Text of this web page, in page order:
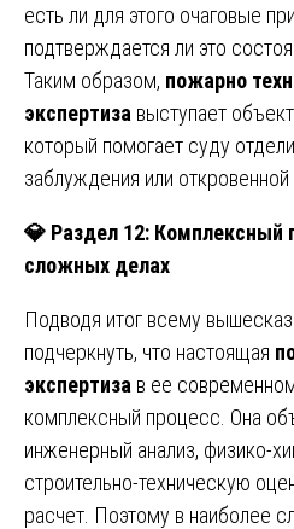
есть ли для этого очаговые
подтверждается ли это
Таким образом, пожарно
экспертиза выступает
который помогает суду
заблуждения или откровенной
💎 Раздел 12: Комплексный
сложных делах
Подводя итог всему
подчеркнуть, что настоящая
экспертиза в ее
комплексный процесс. Она
инженерный анализ, физико-
строительно-техническую
расчет. Поэтому в наиболее